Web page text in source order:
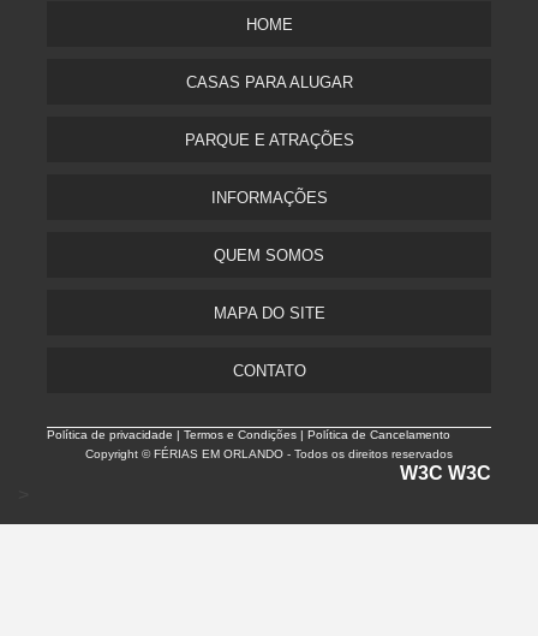
HOME
CASAS PARA ALUGAR
PARQUE E ATRAÇÕES
INFORMAÇÕES
QUEM SOMOS
MAPA DO SITE
CONTATO
Política de privacidade |Termos e Condições | Política de Cancelamento
Copyright © FÉRIAS EM ORLANDO - Todos os direitos reservados
W3C W3C